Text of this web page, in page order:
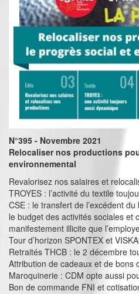
N°395 - Novembre 2021
Relocaliser nos productions
environnemental
Revalorisez nos salaires et
TROYES : l’activité du textile
CSE : le transfert de l’excédent
le budget des activités sociales et
manifestement illicite que
Tour d’horizon SPONTEX et
Retraités THCB : le 2 décembre
Attribution de cadeaux et de bons
Maroquinerie : CDM opte aussi
Bon de commande FNI et